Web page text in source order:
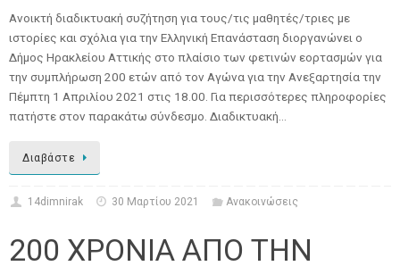
Ανοικτή διαδικτυακή συζήτηση για τους/τις μαθητές/τριες με
ιστορίες και σχόλια για την Ελληνική Επανάσταση διοργανώνει ο
Δήμος Ηρακλείου Αττικής στο πλαίσιο των φετινών εορτασμών για
την συμπλήρωση 200 ετών από τον Αγώνα για την Ανεξαρτησία την
Πέμπτη 1 Απριλίου 2021 στις 18.00. Για περισσότερες πληροφορίες
πατήστε στον παρακάτω σύνδεσμο. Διαδικτυακή…
Διαβάστε
14dimnirak 30 Μαρτίου 2021 Ανακοινώσεις
200 ΧΡΟΝΙΑ ΑΠΟ ΤΗΝ